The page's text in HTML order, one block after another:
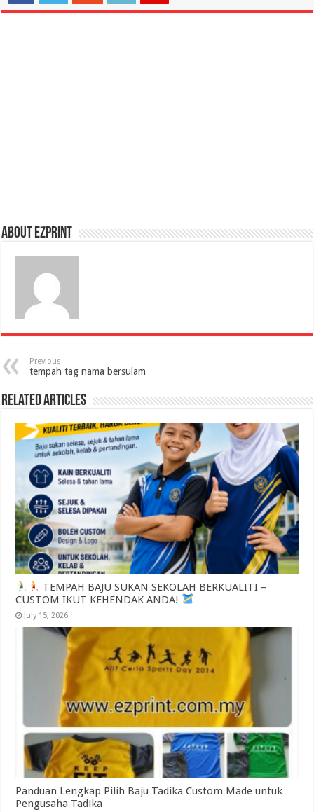
About Ezprint
Previous
tempah tag nama bersulam
Related Articles
TEMPAH BAJU SUKAN SEKOLAH BERKUALITI –
CUSTOM IKUT KEHENDAK ANDA!
July 15, 2026
Panduan Lengkap Pilih Baju Tadika Custom Made untuk
Pengusaha Tadika